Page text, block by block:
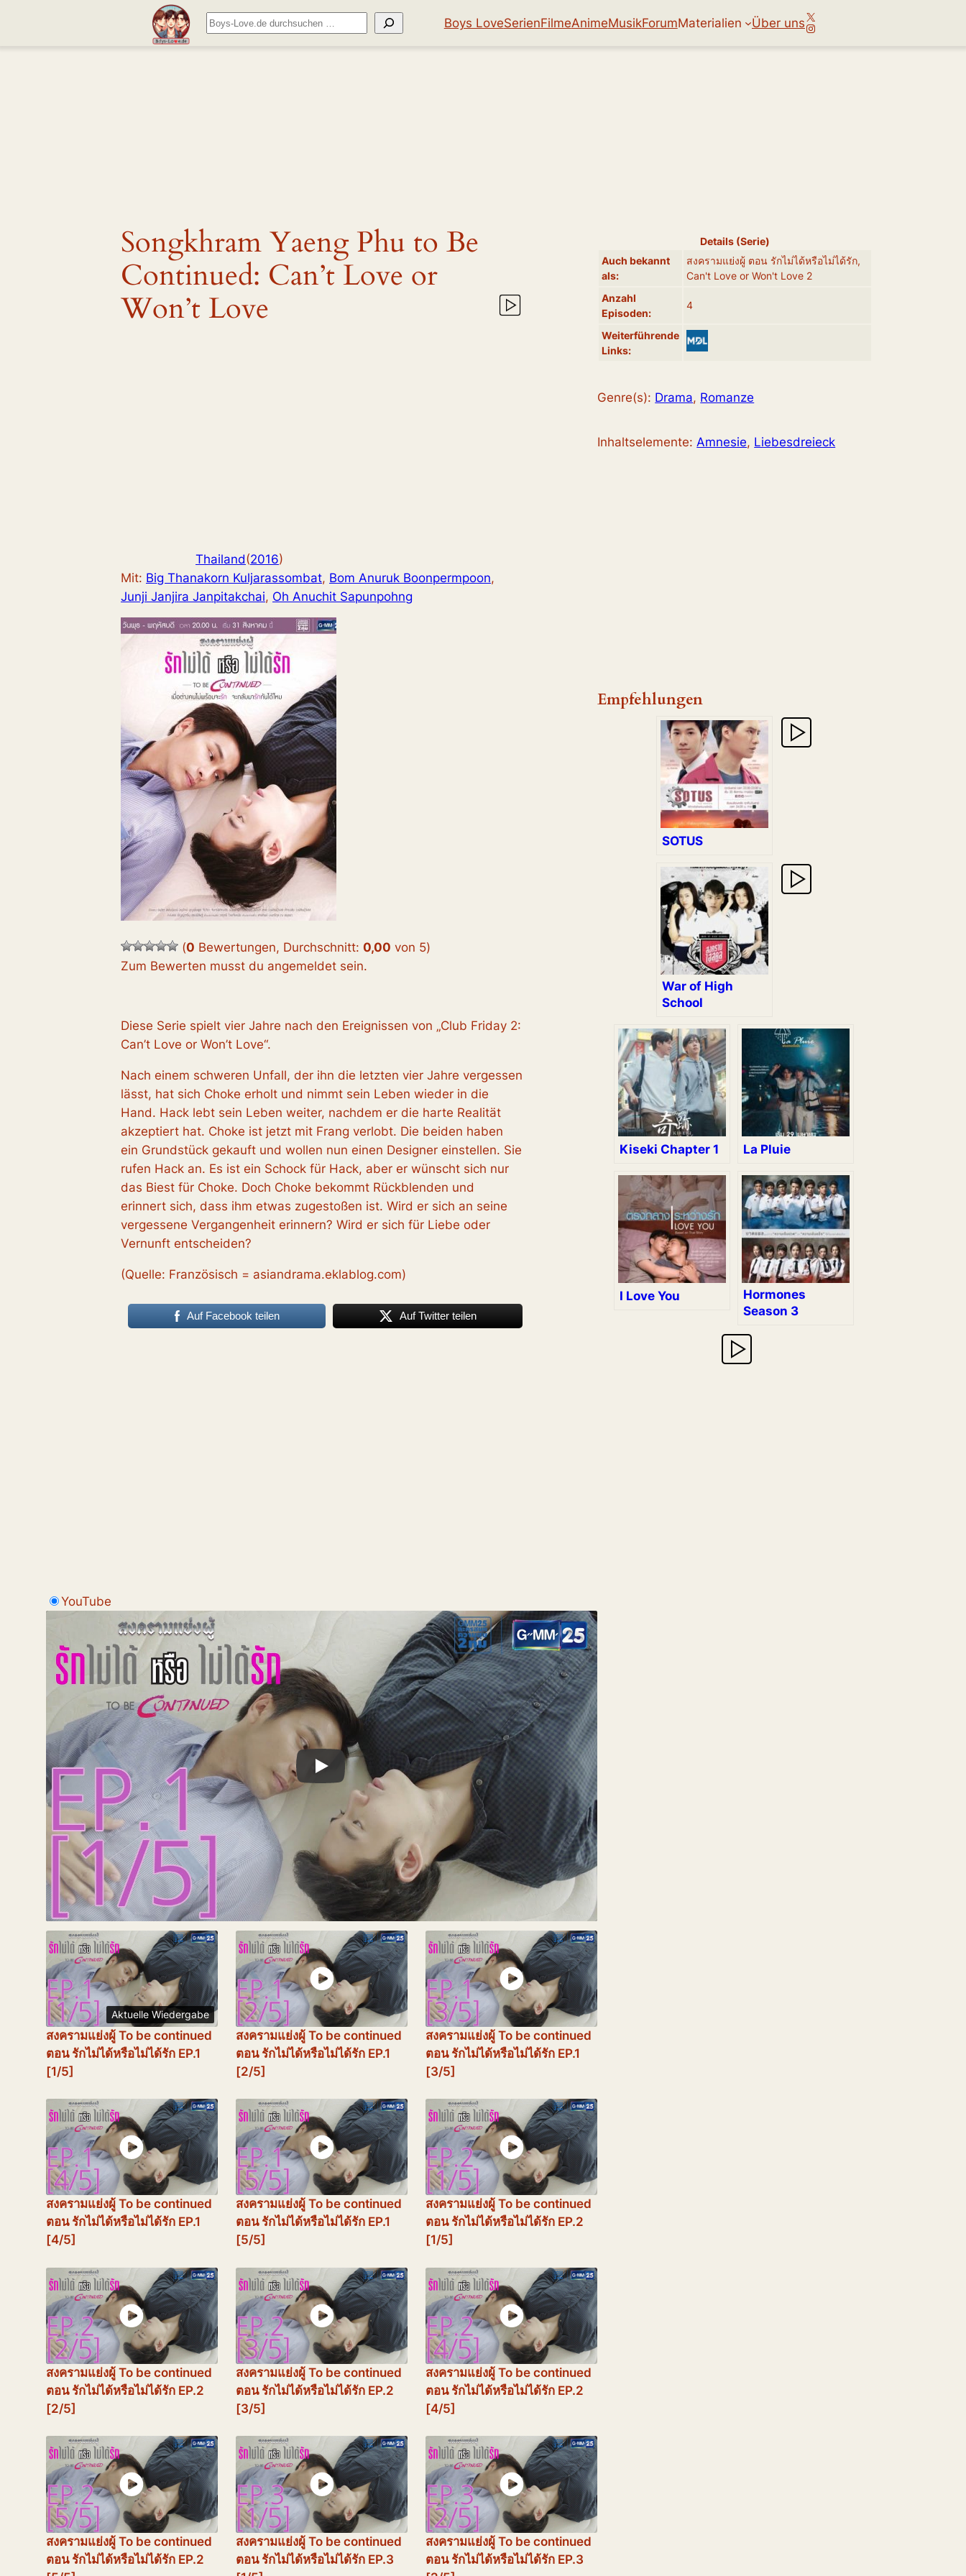
Suchen Boys LoveSerienFilmeAnimeMusikForumMaterialien Über unsX
Instagram
Songkhram Yaeng Phu to Be
Continued: Can’t Love or
Won’t Love
Thailand(2016)
Mit: Big Thanakorn Kuljarassombat, Bom Anuruk Boonpermpoon
Junji Janjira Janpitakchai, Oh Anuchit Sapunpohng
(0 Bewertungen, Durchschnitt: 0,00 von 5)
Zum Bewerten musst du angemeldet sein.
Diese Serie spielt vier Jahre nach den Ereignissen von „Club Friday 2:
Can’t Love or Won’t Love“.
Nach einem schweren Unfall, der ihn die letzten vier Jahre vergessen
lässt, hat sich Choke erholt und nimmt sein Leben wieder in die
Hand. Hack lebt sein Leben weiter, nachdem er die harte Realität
akzeptiert hat. Choke ist jetzt mit Frang verlobt. Die beiden haben
ein Grundstück gekauft und wollen nun einen Designer einstellen. Sie
rufen Hack an. Es ist ein Schock für Hack, aber er wünscht sich nur
das Biest für Choke. Doch Choke bekommt Rückblenden und
erinnert sich, dass ihm etwas zugestoßen ist. Wird er sich an seine
vergessene Vergangenheit erinnern? Wird er sich für Liebe oder
Vernunft entscheiden?
(Quelle: Französisch = asiandrama.eklablog.com)
Auf Facebook teilen Auf Twitter teilen
YouTube
Aktuelle Wiedergabe
สงครามแย่งผู้ To be continued
ตอน รักไม่ได้หรือไม่ได้รัก EP.1
[1/5]
สงครามแย่งผู้ To be continued
ตอน รักไม่ได้หรือไม่ได้รัก EP.1
[2/5]
สงครามแย่งผู้ To be continued
ตอน รักไม่ได้หรือไม่ได้รัก EP.1
[3/5]
สงครามแย่งผู้ To be continued
ตอน รักไม่ได้หรือไม่ได้รัก EP.1
[4/5]
สงครามแย่งผู้ To be continued
ตอน รักไม่ได้หรือไม่ได้รัก EP.1
[5/5]
สงครามแย่งผู้ To be continued
ตอน รักไม่ได้หรือไม่ได้รัก EP.2
[1/5]
สงครามแย่งผู้ To be continued
ตอน รักไม่ได้หรือไม่ได้รัก EP.2
[2/5]
สงครามแย่งผู้ To be continued
ตอน รักไม่ได้หรือไม่ได้รัก EP.2
[3/5]
สงครามแย่งผู้ To be continued
ตอน รักไม่ได้หรือไม่ได้รัก EP.2
[4/5]
สงครามแย่งผู้ To be continued
ตอน รักไม่ได้หรือไม่ได้รัก EP.2
สงครามแย่งผู้ To be continued
ตอน รักไม่ได้หรือไม่ได้รัก EP.3
สงครามแย่งผู้ To be continued
ตอน รักไม่ได้หรือไม่ได้รัก EP.3
Details (Serie)
Auch bekannt
als:
สงครามแย่งผู้ ตอน รักไม่ได้หรือไม่ได้รัก,
Can't Love or Won't Love 2
Anzahl
Episoden:
4
Weiterführende
Links:
Genre(s): Drama, Romanze
Inhaltselemente:Amnesie, Liebesdreieck
Empfehlungen
SOTUS
War of High
School
Kiseki Chapter 1 La Pluie
I Love You
Hormones
Season 3